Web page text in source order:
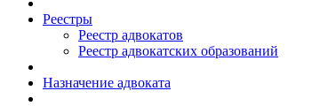
Реестры
Реестр адвокатов
Реестр адвокатских образований
Назначение адвоката